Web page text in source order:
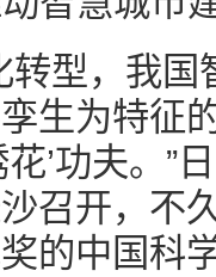
转型，我
生为特征
’功夫。”
召开，不
的中国科